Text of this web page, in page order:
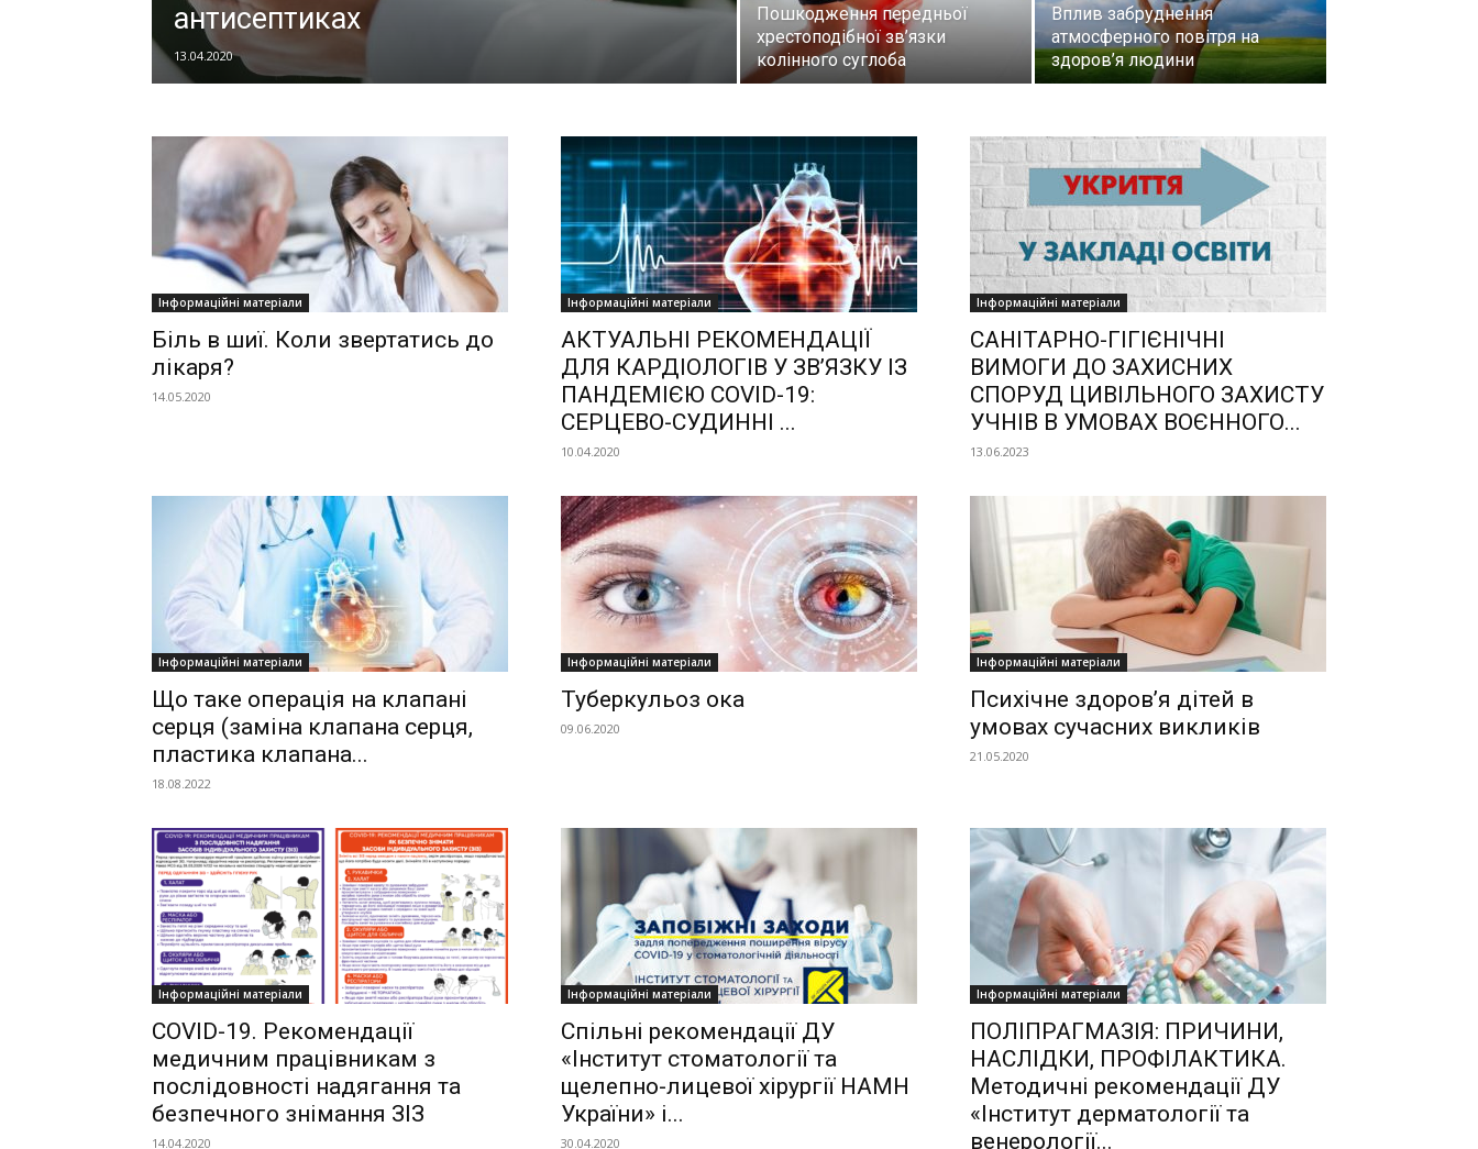
антисептиках
13.04.2020
Пошкодження передньої
хрестоподібної зв’язки
колінного суглоба
Вплив забруднення
атмосферного повітря на
здоров’я людини
Інформаційні матеріали
Біль в шиї. Коли звертатись до
лікаря?
14.05.2020
Інформаційні матеріали
АКТУАЛЬНІ РЕКОМЕНДАЦІЇ
ДЛЯ КАРДІОЛОГІВ У ЗВ’ЯЗКУ ІЗ
ПАНДЕМІЄЮ COVID-19:
СЕРЦЕВО-СУДИННІ ...
10.04.2020
Інформаційні матеріали
САНІТАРНО-ГІГІЄНІЧНІ
ВИМОГИ ДО ЗАХИСНИХ
СПОРУД ЦИВІЛЬНОГО ЗАХИСТУ
УЧНІВ В УМОВАХ ВОЄННОГО...
13.06.2023
Інформаційні матеріали
Що таке операція на клапані
серця (заміна клапана серця,
пластика клапана...
18.08.2022
Інформаційні матеріали
Туберкульоз ока
09.06.2020
Інформаційні матеріали
Психічне здоров’я дітей в
умовах сучасних викликів
21.05.2020
Інформаційні матеріали
COVID-19. Рекомендації
медичним працівникам з
послідовності надягання та
безпечного знімання ЗІЗ
14.04.2020
Інформаційні матеріали
Спільні рекомендації ДУ
«Інститут стоматології та
щелепно-лицевої хірургії НАМН
України» і...
30.04.2020
Інформаційні матеріали
ПОЛІПРАГМАЗІЯ: ПРИЧИНИ,
НАСЛІДКИ, ПРОФІЛАКТИКА.
Методичні рекомендації ДУ
«Інститут дерматології та
венерології...